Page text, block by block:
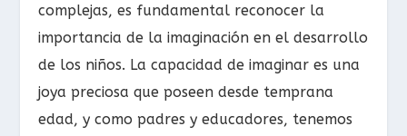
complejas, es fundamental reconocer la
importancia de la imaginación en el desarrollo
de los niños. La capacidad de imaginar es una
joya preciosa que poseen desde temprana
edad, y como padres y educadores, tenemos